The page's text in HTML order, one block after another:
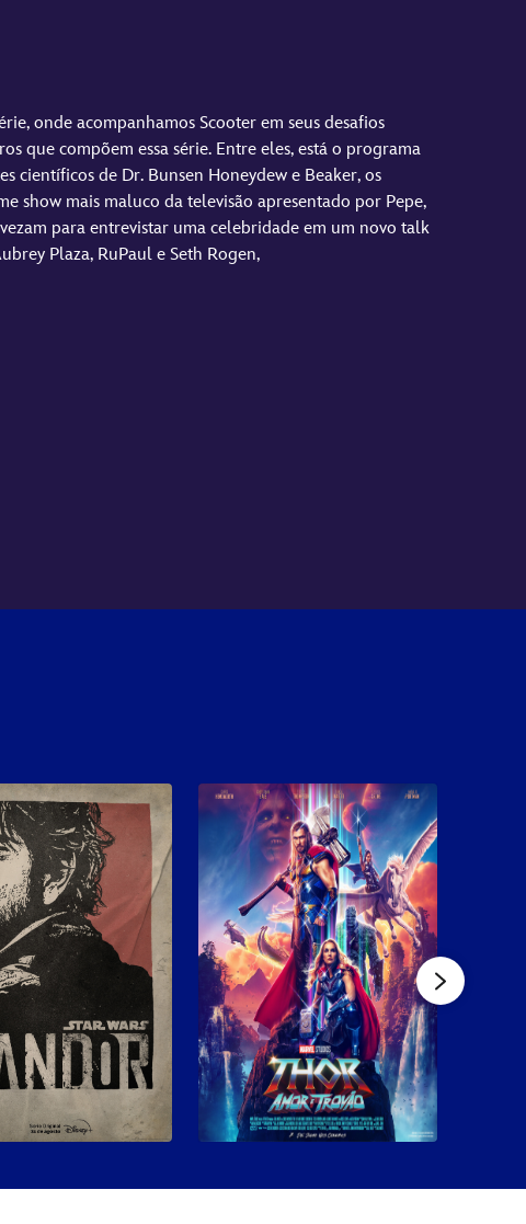
onde acompanhamos Scooter em seus desafios
que compõem essa série. Entre eles, está o programa
científicos de Dr. Bunsen Honeydew e Beaker, os
show mais maluco da televisão apresentado por Pepe,
para entrevistar uma celebridade em um novo talk
Plaza, RuPaul e Seth Rogen,